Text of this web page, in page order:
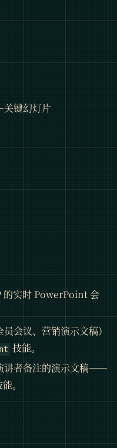
键幻灯片
的实时 PowerPoint 会
会议、营销演示文稿）
技能。
讲者备注的演示文稿——
。